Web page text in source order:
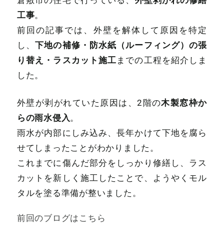
工事。
前回の記事では、外壁を解体して原因を特定
し、下地の補修・防水紙（ルーフィング）の張
り替え・ラスカット施工 までの工程を紹介しま
した。
外壁が剥がれていた原因は、2階の木製窓枠か
らの雨水侵入。
雨水が内部にしみ込み、長年かけて下地を腐ら
せてしまったことがわかりました。
これまでに傷んだ部分をしっかり修繕し、ラス
カットを新しく施工したことで、ようやくモル
タルを塗る準備が整いました。
前回のブログはこちら